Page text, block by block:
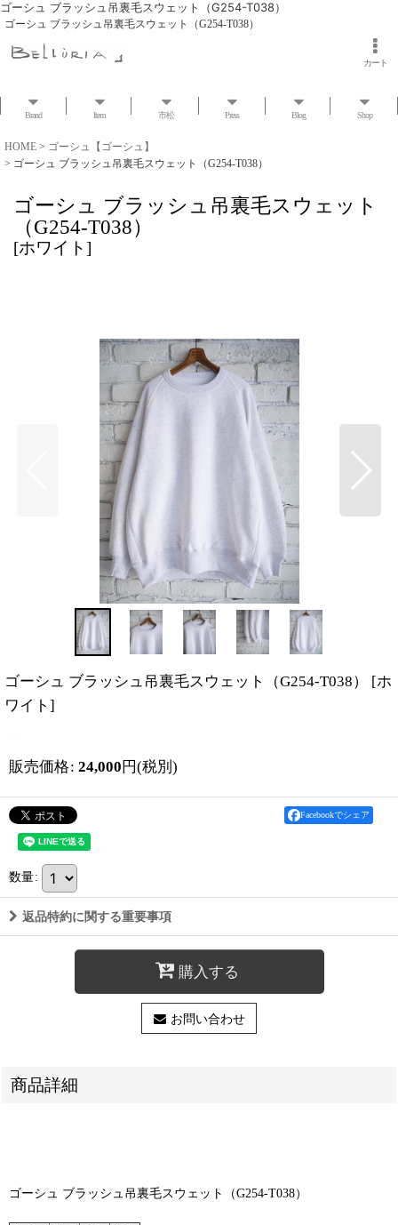
ゴーシュ ブラッシュ吊裏毛スウェット（G254-T038）
ゴーシュ ブラッシュ吊裏毛スウェット（G254-T038）
カート
Brand Item 市松 Press Blog Shop
HOME > ゴーシュ【ゴーシュ】
> ゴーシュ ブラッシュ吊裏毛スウェット（G254-T038）
ゴーシュ ブラッシュ吊裏毛スウェット
（G254-T038）
[ホワイト]
ゴーシュ ブラッシュ吊裏毛スウェット（G254-T038） [ホ
ワイト ]
販売価格: 24,000 円(税別)
Facebookでシェア
数量:
返品特約に関する重要事項
購入する
お問い合わせ
商品詳細
ゴーシュ ブラッシュ吊裏毛スウェット（G254-T038）